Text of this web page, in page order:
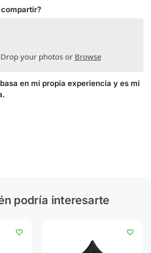
your photos or Browse
en mi propia experiencia y es mi
podría interesarte